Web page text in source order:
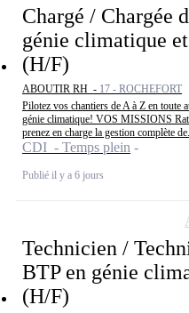
Chargé / Chargée
génie climatique
(H/F)
ABOUTIR RH - 17 - ROCHEFORT
Pilotez vos chantiers de A à Z en toute
génie climatique! VOS MISSIONS
prenez en charge la gestion complète
CDI - Temps plein
Publié il y a 6 jours
Technicien /
BTP en génie
(H/F)